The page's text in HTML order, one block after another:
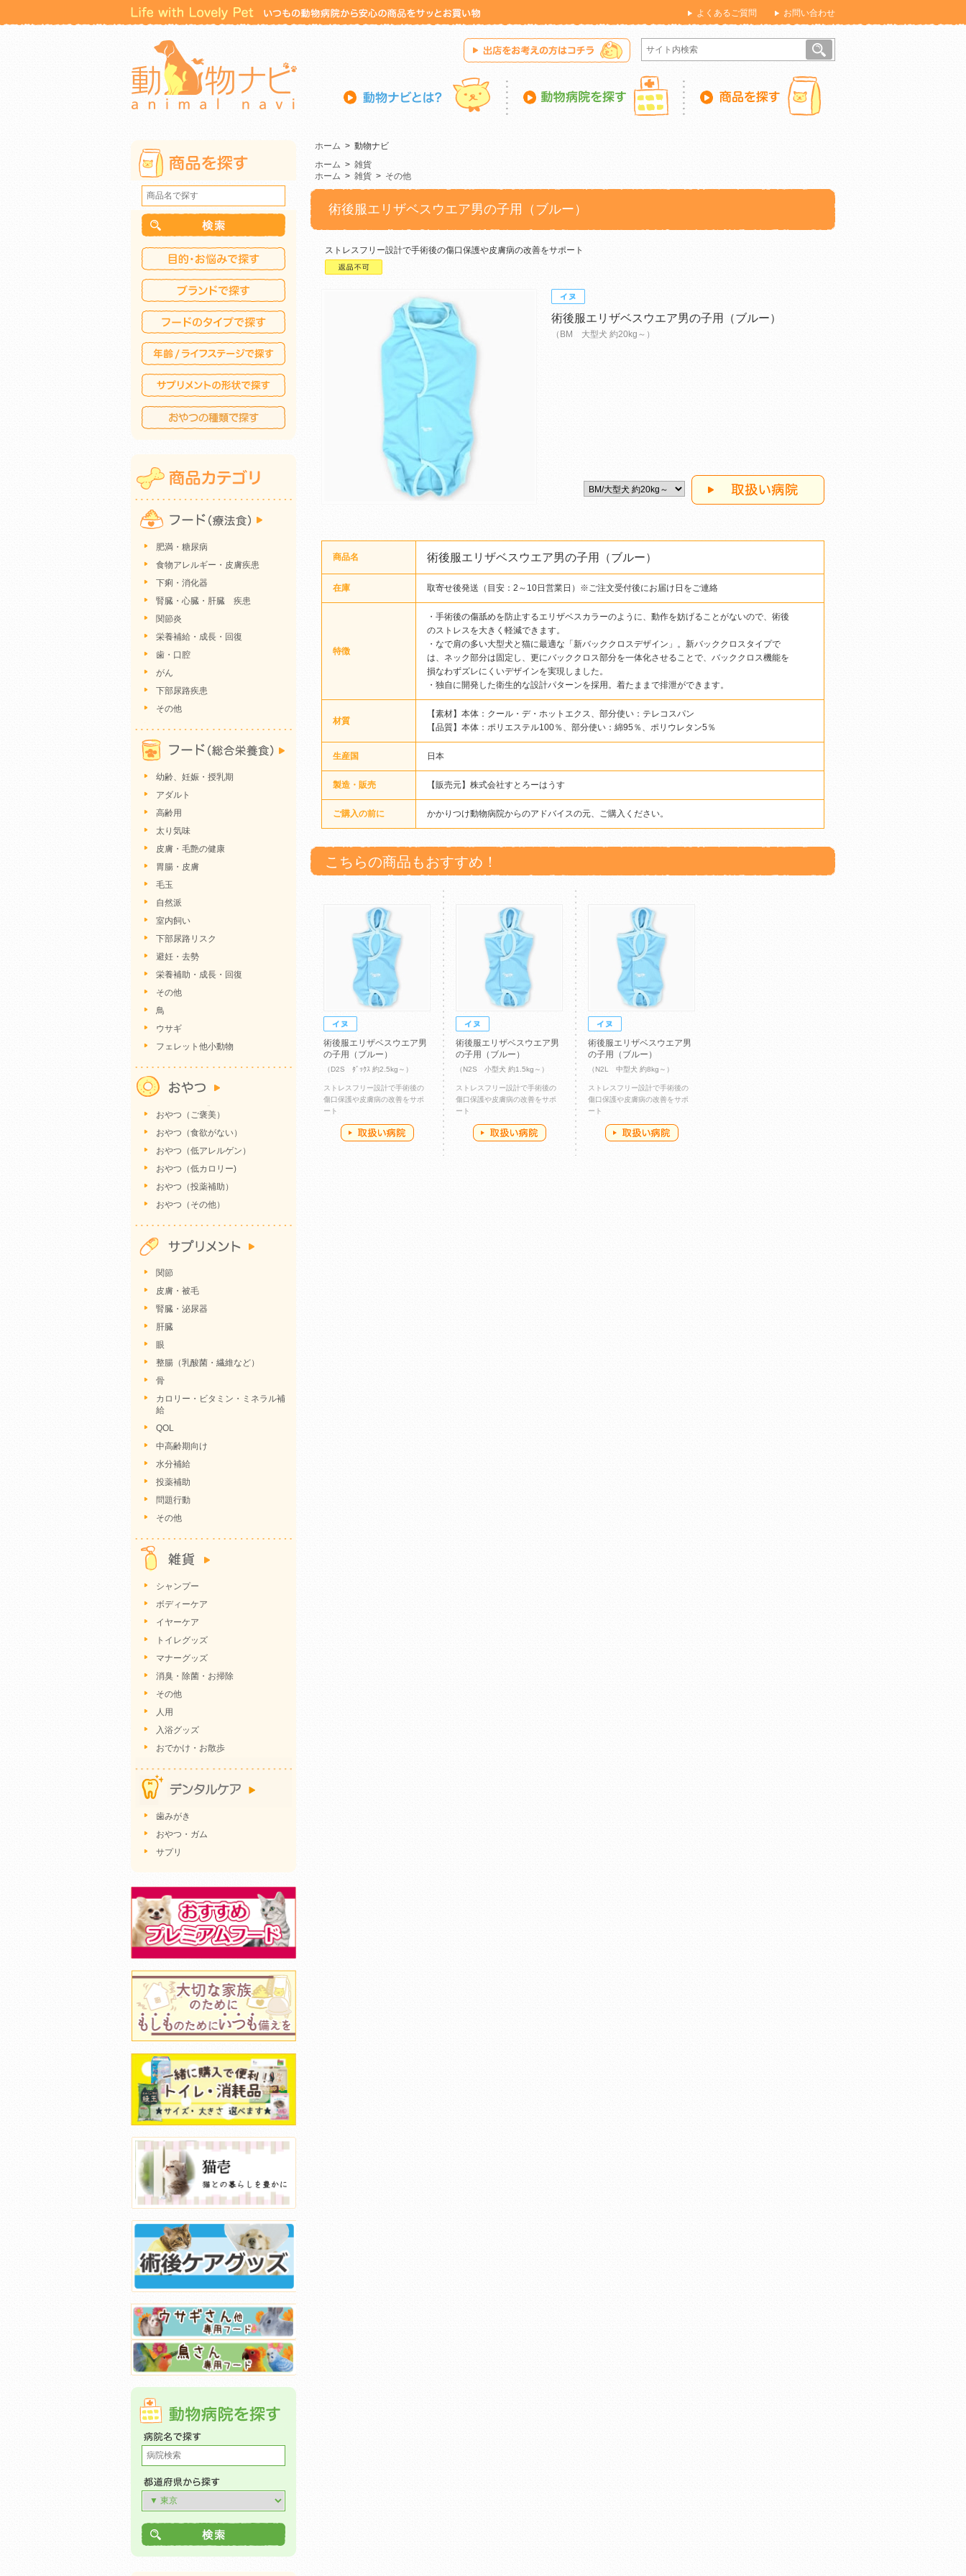
よくあるご質問 お問い合わせ
ホーム > 動物ナビ
ホーム > 雑貨
ホーム > 雑貨 > その他
術後服エリザベスウエア男の子用（ブルー）
ストレスフリー設計で手術後の傷口保護や皮膚病の改善をサポート
術後服エリザベスウエア男の子用（ブルー）
（BM 大型犬 約20kg～）
商品名 術後服エリザベスウエア男の子用（ブルー）
在庫 取寄せ後発送（目安：2～10日営業日）※ご注文受付後にお届け日をご連絡
特徴
・手術後の傷舐めを防止するエリザベスカラーのように、動作を妨げることがないので、術後
のストレスを大きく軽減できます。
・なで肩の多い大型犬と猫に最適な「新バッククロスデザイン」。新バッククロスタイプで
は、ネック部分は固定し、更にバッククロス部分を一体化させることで、バッククロス機能を
損なわずズレにくいデザインを実現しました。
・独自に開発した衛生的な設計パターンを採用。着たままで排泄ができます。
材質
【素材】本体：クール・デ・ホットエクス、部分使い：テレコスパン
【品質】本体：ポリエステル100％、部分使い：綿95％、ポリウレタン5％
生産国 日本
製造・販売 【販売元】株式会社すとろーはうす
ご購入の前に かかりつけ動物病院からのアドバイスの元、ご購入ください。
こちらの商品もおすすめ！
術後服エリザベスウエア男
の子用（ブルー）
（D2S ﾀﾞｯｸｽ 約2.5kg～）
ストレスフリー設計で手術後の
傷口保護や皮膚病の改善をサポ
ート
術後服エリザベスウエア男
の子用（ブルー）
（N2S 小型犬 約1.5kg～）
ストレスフリー設計で手術後の
傷口保護や皮膚病の改善をサポ
ート
術後服エリザベスウエア男
の子用（ブルー）
（N2L 中型犬 約8kg～）
ストレスフリー設計で手術後の
傷口保護や皮膚病の改善をサポ
ート
肥満・糖尿病
食物アレルギー・皮膚疾患
下痢・消化器
腎臓・心臓・肝臓 疾患
関節炎
栄養補給・成長・回復
歯・口腔
がん
下部尿路疾患
その他
幼齢、妊娠・授乳期
アダルト
高齢用
太り気味
皮膚・毛艶の健康
胃腸・皮膚
毛玉
自然派
室内飼い
下部尿路リスク
避妊・去勢
栄養補助・成長・回復
その他
鳥
ウサギ
フェレット他小動物
おやつ（ご褒美）
おやつ（食欲がない）
おやつ（低アレルゲン）
おやつ（低カロリー)
おやつ（投薬補助）
おやつ（その他）
関節
皮膚・被毛
腎臓・泌尿器
肝臓
眼
整腸（乳酸菌・繊維など）
骨
カロリー・ビタミン・ミネラル補
給
QOL
中高齢期向け
水分補給
投薬補助
問題行動
その他
シャンプー
ボディーケア
イヤーケア
トイレグッズ
マナーグッズ
消臭・除菌・お掃除
その他
人用
入浴グッズ
おでかけ・お散歩
歯みがき
おやつ・ガム
サプリ